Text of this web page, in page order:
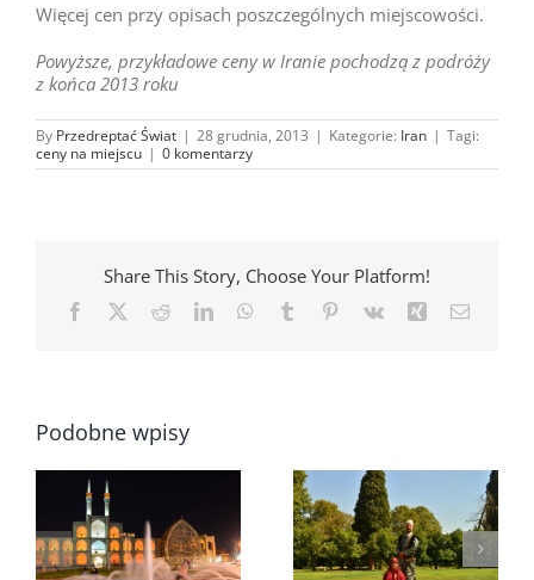
Więcej cen przy opisach poszczególnych miejscowości.
Powyższe, przykładowe ceny w Iranie pochodzą z podróży
z końca 2013 roku
By Przedreptać Świat | 28 grudnia, 2013 | Kategorie: Iran | Tagi:
ceny na miejscu | 0 komentarzy
Share This Story, Choose Your Platform!
Facebook RedditLinkedInWhatsApp
Tumblr Pinterest
Vk Xing Email
Podobne wpisy
których
zazdroszczę
Irańczykom i
Porwanie w
Kurdystanie bo